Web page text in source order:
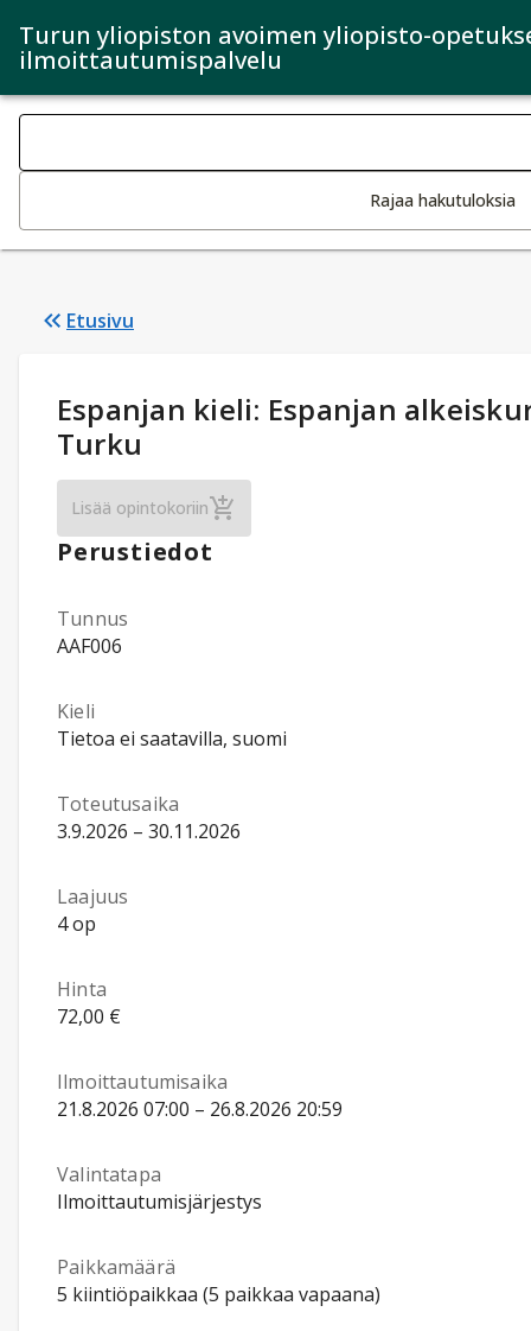
Turun yliopiston avoimen yliopisto-
ilmoittautumispalvelu
Haku kategoriat
Rajaa hakutuloksia
Etusivu
Opintotiedot:
Espanjan kieli: Espanjan
Turku
Lisää opintokoriinEspanjan kieli: Espanjan alkeiskurssi II
Perustiedot
Tunnus
AAF006
Kieli
Tietoa ei saatavilla, suomi
Toteutusaika
3.9.2026 – 30.11.2026
Laajuus
4 op
Hinta
72,00 €
Ilmoittautumisaika
21.8.2026 07:00 – 26.8.2026 20:59
Valintatapa
Ilmoittautumisjärjestys
Paikkamäärä
5 kiintiöpaikkaa (5 paikkaa vapaana)